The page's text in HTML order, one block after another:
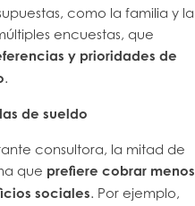
como la familia y la
encuestas, que
y prioridades de
.
de sueldo
consultora, la mitad de
que prefiere cobrar menos
sociales. Por ejemplo,